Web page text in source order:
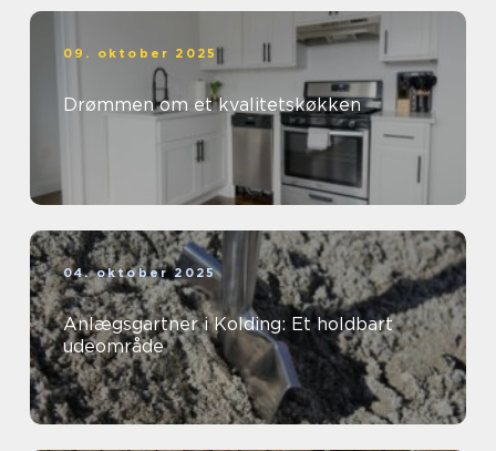
09. oktober 2025
Drømmen om et kvalitetskøkken
04. oktober 2025
Anlægsgartner i Kolding: Et holdbart
udeområde